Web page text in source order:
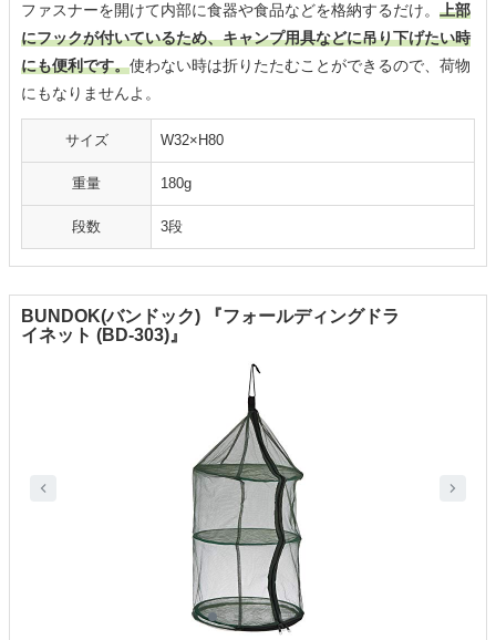
ファスナーを開けて内部に食器や食品などを格納するだけ。 上部
にフックが付いているため、キャンプ用具などに吊り下げたい時
にも便利です。使わない時は折りたたむことができるので、荷物
にもなりませんよ。
サイズ W32×H80
重量 180g
段数 3段
BUNDOK(バンドック) 『フォールディングドラ
イネット (BD-303)』